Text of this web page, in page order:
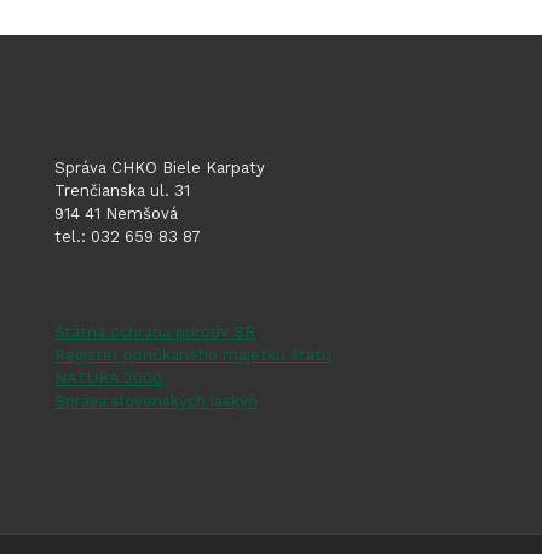
Správa CHKO Biele Karpaty
Trenčianska ul. 31
914 41 Nemšová
tel.: 032 659 83 87
Štátna ochrana prírody SR
Register ponúkaného majetku štátu
NATURA 2000
Správa slovenských jaskýň